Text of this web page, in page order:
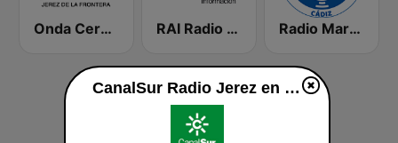
Onda Cero Jerez de la Frontera RAI Radio Andalucía Información Radio Marca Cádiz
CanalSur Radio Jerez en vivo